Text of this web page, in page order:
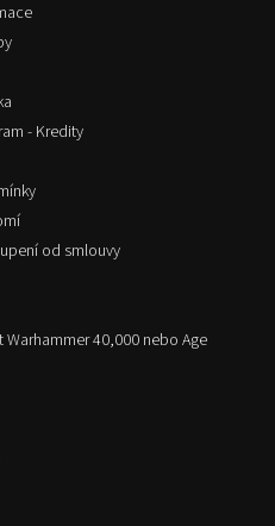
- Kredity
od smlouvy
Warhammer 40,000 nebo Age